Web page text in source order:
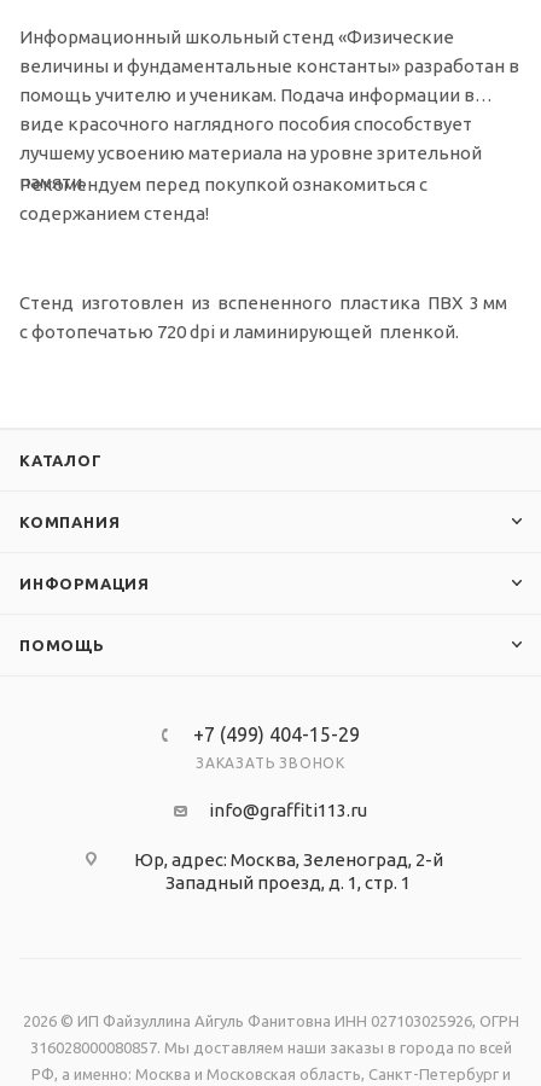
Информационный школьный стенд «Физические
величины и фундаментальные константы» разработан в
помощь учителю и ученикам. Подача информации в
виде красочного наглядного пособия способствует
лучшему усвоению материала на уровне зрительной
памяти.
Рекомендуем перед покупкой ознакомиться с
содержанием стенда!
Стенд изготовлен из вспененного пластика ПВХ 3 мм
с фотопечатью 720 dpi и ламинирующей пленкой.
КАТАЛОГ
КОМПАНИЯ
ИНФОРМАЦИЯ
ПОМОЩЬ
+7 (499) 404-15-29
ЗАКАЗАТЬ ЗВОНОК
info@graffiti113.ru
Юр, адрес: Москва, Зеленоград, 2-й
Западный проезд, д. 1, стр. 1
2026 © ИП Файзуллина Айгуль Фанитовна ИНН 027103025926, ОГРН
316028000080857. Мы доставляем наши заказы в города по всей
РФ, а именно: Москва и Московская область, Санкт-Петербург и